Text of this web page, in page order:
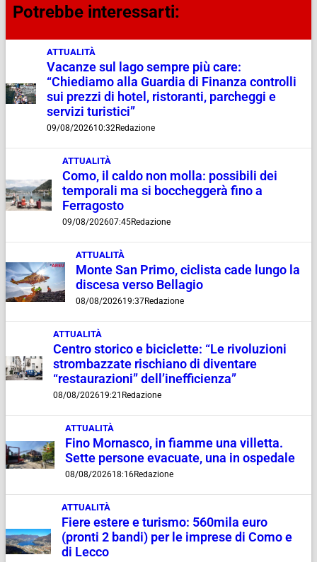
Potrebbe interessarti:
ATTUALITÀ
Vacanze sul lago sempre più care:
“Chiediamo alla Guardia di Finanza controlli
sui prezzi di hotel, ristoranti, parcheggi e
servizi turistici”
09/08/202610:32Redazione
ATTUALITÀ
Como, il caldo non molla: possibili dei
temporali ma si boccheggerà fino a
Ferragosto
09/08/202607:45Redazione
ATTUALITÀ
Monte San Primo, ciclista cade lungo la
discesa verso Bellagio
08/08/202619:37Redazione
ATTUALITÀ
Centro storico e biciclette: “Le rivoluzioni
strombazzate rischiano di diventare
“restaurazioni” dell’inefficienza”
08/08/202619:21 Redazione
ATTUALITÀ
Fino Mornasco, in fiamme una villetta.
Sette persone evacuate, una in ospedale
08/08/202618:16Redazione
ATTUALITÀ
Fiere estere e turismo: 560mila euro
(pronti 2 bandi) per le imprese di Como e
di Lecco